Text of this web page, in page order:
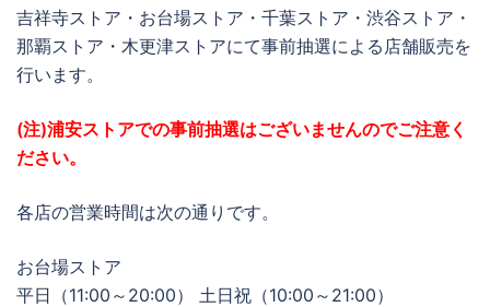
吉祥寺ストア・お台場ストア・千葉ストア・渋谷ストア・
那覇ストア・木更津ストアにて事前抽選による店舗販売を
行います。
(注)浦安ストアでの事前抽選はございませんのでご注意く
ださい。
各店の営業時間は次の通りです。
お台場ストア
平日（11:00～20:00） 土日祝（10:00～21:00）